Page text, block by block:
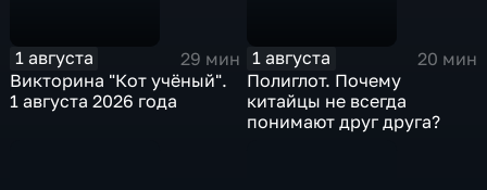
1 августа
29 мин
Викторина "Кот учёный".
1 августа 2026 года
1 августа
20 мин
Полиглот. Почему
китайцы не всегда
понимают друг друга?